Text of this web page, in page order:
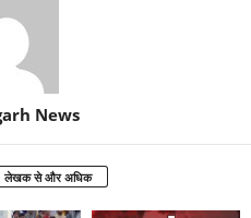
News
लेखक से और अधिक